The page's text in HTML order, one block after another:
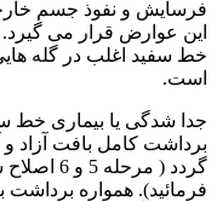
فرسایش و نفوذ جسم
این عوارض قرار می گیرد.
خط سفید اغلب در گله
است.
جدا شدگی یا بیماری خط
برداشت کامل بافت آزاد
گردد (
فرمائید). همواره